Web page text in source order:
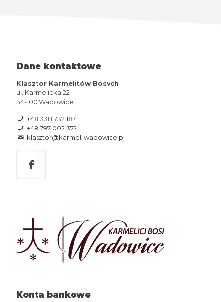
Dane kontaktowe
Klasztor Karmelitów Bosych
ul. Karmelicka 22
34-100 Wadowice
+48 338 732 187
+48 797 002 372
klasztor@karmel-wadowice.pl
Konta bankowe